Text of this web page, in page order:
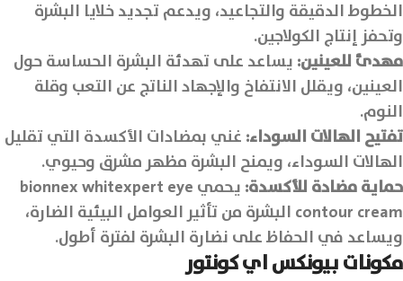
الخطوط الدقيقة والتجاعيد، ويدعم تجديد خلايا البشرة
وتحفز إنتاج الكولاجين.
مهدئ للعينين: يساعد على تهدئة البشرة الحساسة حول
العينين، ويقلل الانتفاخ والإجهاد الناتج عن التعب وقلة
النوم.
تفتيح الهالات السوداء: غني بمضادات الأكسدة التي تقليل
الهالات السوداء، ويمنح البشرة مظهر مشرق وحيوي.
حماية مضادة للأكسدة:
يحمي bionnex whitexpert eye
contour cream البشرة من تأثير العوامل البيئية الضارة،
ويساعد في الحفاظ على نضارة البشرة لفترة أطول.
مكونات بيونكس اي كونتور